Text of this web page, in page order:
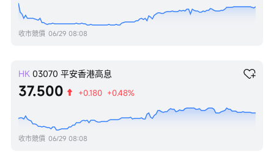
收市競價 06/29 08:08
HK 03070 平安香港高息
37.500 +0.180 +0.48%
收市競價 06/29 08:08